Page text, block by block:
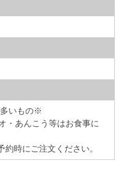
いもの※
・あんこう等はお食事に
時にご注文ください。